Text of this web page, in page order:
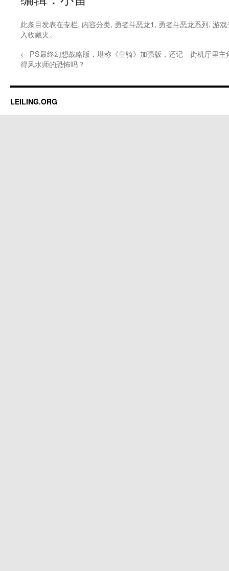
此条目发表在专栏, 内容分类, 勇者斗恶龙1, 勇者斗恶龙系列, 游戏
入收藏夹。
← PS最终幻想战略版，堪称《皇骑》加强版，还记
得风水师的恐怖吗？
街机厅里主
LEILING.ORG